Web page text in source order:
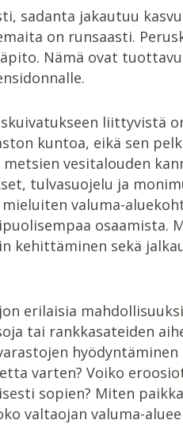
sadanta jakautuu
on runsaasti.
Nämä ovat
liittyvistä
kuntoa, eikä sen
vesitalouden
tulvasuojelu ja
valuma-
osaamista.
kehittäminen sekä
erilaisia
tai rankkasateiden
varten? Voiko
sopien? Miten
valtaojan valuma-